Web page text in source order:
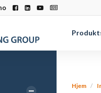
Hjem